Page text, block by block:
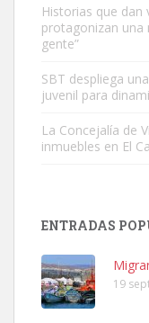
Este gato macho ha
es muy manso y
Leales.org » Gran
Leales.org » Gran
Historias que dan
protagonizan una
gente”
SBT despliega
juvenil para
La Concejalía de
inmuebles en El
ENTRADAS
19